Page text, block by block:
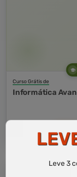
Curso Grátis de
Informática
Leve 3